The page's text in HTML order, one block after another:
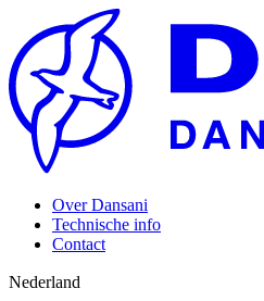
Over Dansani
Technische info
Contact
Nederland